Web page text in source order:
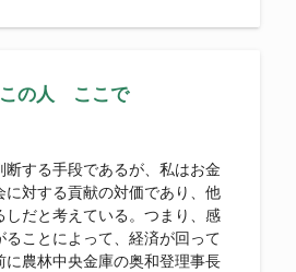
の人 ここで
する手段であるが、私はお金
に対する貢献の対価であり、他
しだと考えている。つまり、感
ることによって、経済が回って
に農林中央金庫の奥和登理事長